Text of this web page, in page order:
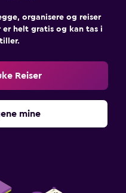
organisere og reiser
er helt gratis og kan tas i
Reiser
mine